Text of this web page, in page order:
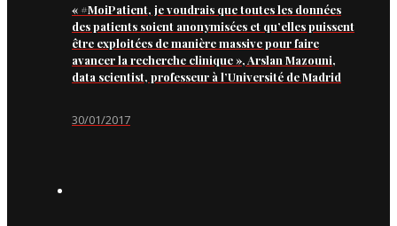
« #MoiPatient, je voudrais que toutes les données
des patients soient anonymisées et qu’elles puissent
être exploitées de manière massive pour faire
avancer la recherche clinique », Arslan Mazouni,
data scientist, professeur à l’Université de Madrid
30/01/2017